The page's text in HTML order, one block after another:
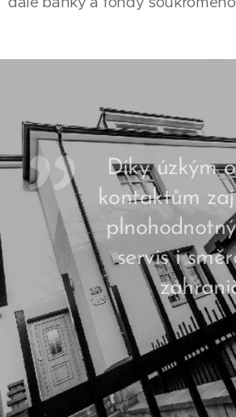
Díky úzkým
kontaktům
servis i